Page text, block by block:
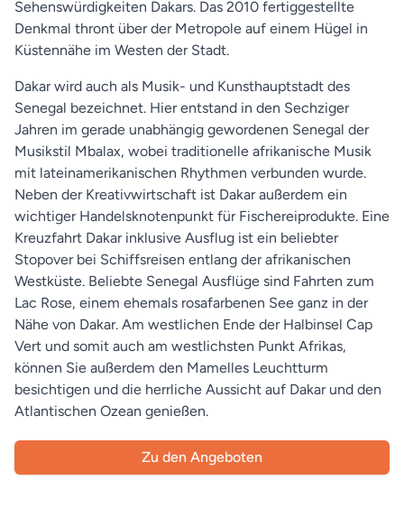
Sehenswürdigkeiten Dakars. Das 2010 fertiggestellte
Denkmal thront über der Metropole auf einem Hügel in
Küstennähe im Westen der Stadt.
Dakar wird auch als Musik- und Kunsthauptstadt des
Senegal bezeichnet. Hier entstand in den Sechziger
Jahren im gerade unabhängig gewordenen Senegal der
Musikstil Mbalax, wobei traditionelle afrikanische Musik
mit lateinamerikanischen Rhythmen verbunden wurde.
Neben der Kreativwirtschaft ist Dakar außerdem ein
wichtiger Handelsknotenpunkt für Fischereiprodukte. Eine
Kreuzfahrt Dakar inklusive Ausflug ist ein beliebter
Stopover bei Schiffsreisen entlang der afrikanischen
Westküste. Beliebte Senegal Ausflüge sind Fahrten zum
Lac Rose, einem ehemals rosafarbenen See ganz in der
Nähe von Dakar. Am westlichen Ende der Halbinsel Cap
Vert und somit auch am westlichsten Punkt Afrikas,
können Sie außerdem den Mamelles Leuchtturm
besichtigen und die herrliche Aussicht auf Dakar und den
Atlantischen Ozean genießen.
Zu den Angeboten